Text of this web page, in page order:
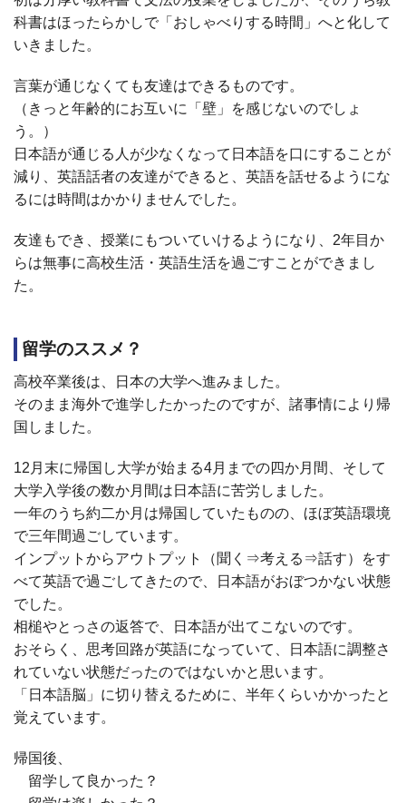
科書はほったらかしで「おしゃべりする時間」へと化して
いきました。
言葉が通じなくても友達はできるものです。
（きっと年齢的にお互いに「壁」を感じないのでしょ
う。）
日本語が通じる人が少なくなって日本語を口にすることが
減り、英語話者の友達ができると、英語を話せるようにな
るには時間はかかりませんでした。
友達もでき、授業にもついていけるようになり、 2年目か
らは無事に高校生活・英語生活を過ごすことができまし
た。
留学のススメ？
高校卒業後は、日本の大学へ進みました。
そのまま海外で進学したかったのですが、諸事情により帰
国しました。
12月末に帰国し大学が始まる4月までの四か月間、そして
大学入学後の数か月間は日本語に苦労しました。
一年のうち約二か月は帰国していたものの、ほぼ英語環境
で三年間過ごしています。
インプットからアウトプット（聞く⇒考える⇒話す）をす
べて英語で過ごしてきたので、日本語がおぼつかない状態
でした。
相槌やとっさの返答で、日本語が出てこないのです。
おそらく、思考回路が英語になっていて、日本語に調整さ
れていない状態だったのではないかと思います。
「日本語脳」に切り替えるために、半年くらいかかったと
覚えています。
帰国後、
留学して良かった？